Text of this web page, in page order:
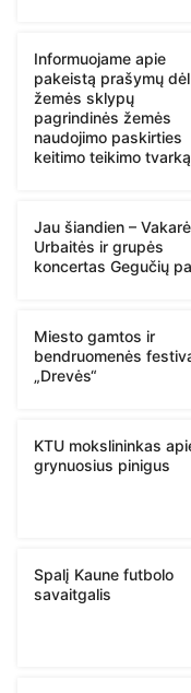
Informuojame apie
pakeistą prašymų dėl
žemės sklypų
pagrindinės žemės
naudojimo paskirties
keitimo teikimo tvarką
Jau šiandien –
Urbaitės ir grupės
koncertas Gegučių
Miesto gamtos ir
bendruomenės
„Drevės“
KTU mokslininkas
grynuosius pinigus
Spalį Kaune futbolo
savaitgalis